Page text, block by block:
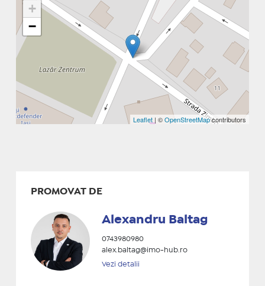
+
−
Leaflet | ©OpenStreetMapcontributors
PROMOVAT DE
Alexandru Baltag
0743980980
alex.baltag@imo-hub.ro
Vezi detalii